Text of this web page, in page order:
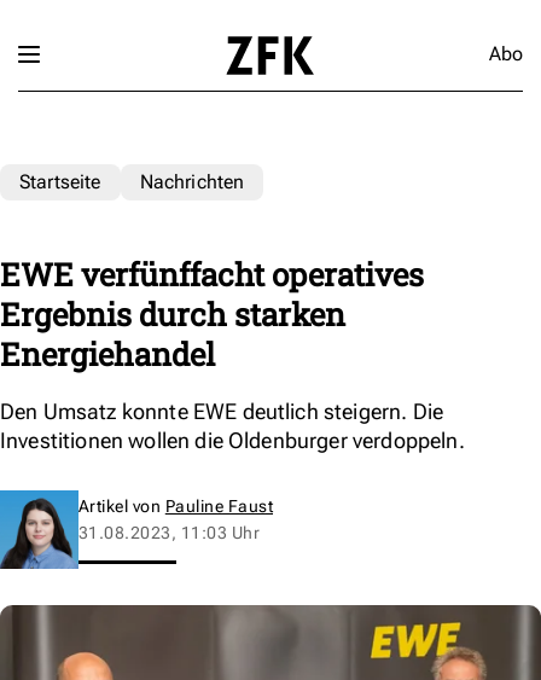
Abo
Startseite Nachrichten
EWE verfünffacht operatives
Ergebnis durch starken
Energiehandel
Den Umsatz konnte EWE deutlich steigern. Die
Investitionen wollen die Oldenburger verdoppeln.
Artikel von Pauline Faust
31.08.2023, 11:03 Uhr